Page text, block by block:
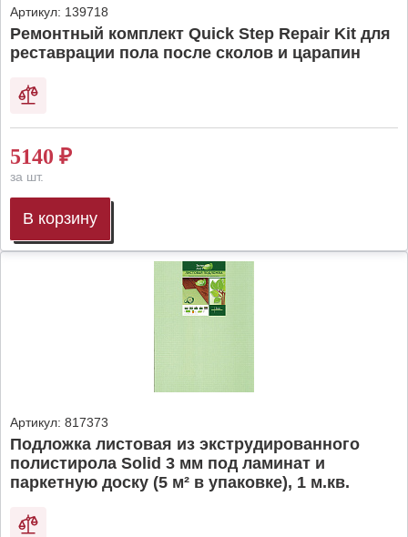
Артикул: 139718
Ремонтный комплект Quick Step Repair Kit для
реставрации пола после сколов и царапин
5140 ₽
за шт.
В корзину
Артикул: 817373
Подложка листовая из экструдированного
полистирола Solid 3 мм под ламинат и
паркетную доску (5 м² в упаковке), 1 м.кв.